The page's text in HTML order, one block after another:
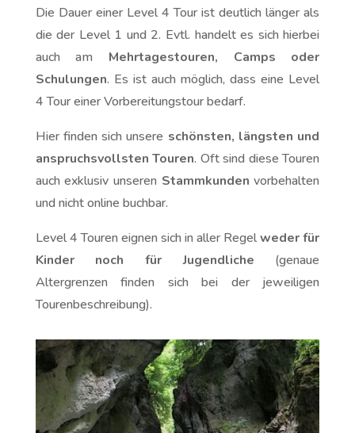
Die Dauer einer Level 4 Tour ist deutlich länger als
die der Level 1 und 2. Evtl. handelt es sich hierbei
auch am Mehrtagestouren, Camps oder
Schulungen. Es ist auch möglich, dass eine Level
4 Tour einer Vorbereitungstour bedarf.
Hier finden sich unsere schönsten, längsten und
anspruchsvollsten Touren. Oft sind diese Touren
auch exklusiv unseren Stammkunden vorbehalten
und nicht online buchbar.
Level 4 Touren eignen sich in aller Regelweder für
Kinder noch für Jugendliche (genaue
Altergrenzen finden sich bei der jeweiligen
Tourenbeschreibung).